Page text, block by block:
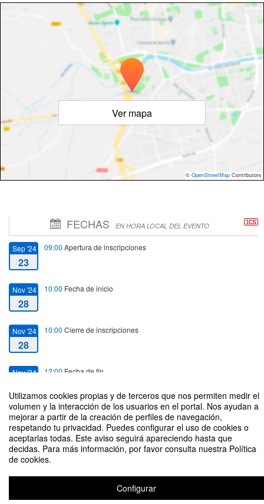
Utilizamos cookies propias y de terceros que nos permiten medir el
volumen y la interacción de los usuarios en el portal. Nos ayudan a
mejorar a partir de la creación de perfiles de navegación,
respetando tu privacidad. Puedes configurar el uso de cookies o
aceptarlas todas. Este aviso seguirá apareciendo hasta que
decidas. Para más información, por favor consulta nuestra Política
de cookies.
Configurar
Ver mapa
© OpenStreetMap Contributors
FECHAS EN HORA LOCAL DEL EVENTO
Sep '24
23
09:00 Apertura de inscripciones
Nov '24
28
10:00 Fecha de inicio
Nov '24
28
10:00 Cierre de inscripciones
Nov '24 12:00 Fecha de fin
¿Quién dijo miedo? Técnicas de apoyo a la investigación